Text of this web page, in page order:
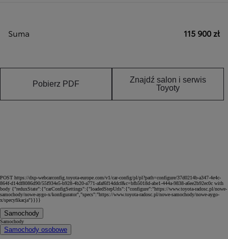
Suma 115 900 zł
Pobierz PDF
Znajdź salon i serwis
Toyoty
POST https://dxp-webcarconfig.toyota-europe.com/v1/car-config/pl/pl?path=configure/37d0214b-a347-4e4c-
864f-d14df8086d90/55f934e5-b928-4b20-a771-afaf6f14ddcf&c=bfb5018d-abe1-444a-9838-a6ee2b92ec0c with
body {"reduxState":{"carConfigSettings":{"loadedStepUrls":{"configure":"https://www.toyota-radosc.pl/nowe-
samochody/nowe-aygo-x/konfigurator","specs":"https://www.toyota-radosc.pl/nowe-samochody/nowe-aygo-
x/specyfikacja"}}}}
Samochody
Samochody
Samochody osobowe